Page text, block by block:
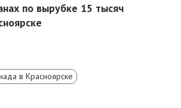
по вырубке 15 тысяч
в Красноярске